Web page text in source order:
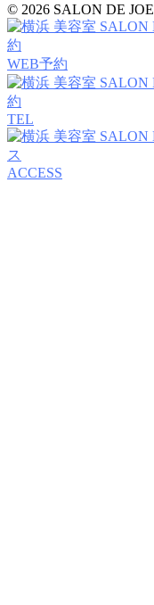
© 2026 SALON DE JOE
WEB予約
TEL
ACCESS